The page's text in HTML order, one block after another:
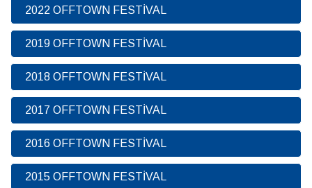
2022 OFFTOWN FESTİVAL
2019 OFFTOWN FESTİVAL
2018 OFFTOWN FESTİVAL
2017 OFFTOWN FESTİVAL
2016 OFFTOWN FESTİVAL
2015 OFFTOWN FESTİVAL